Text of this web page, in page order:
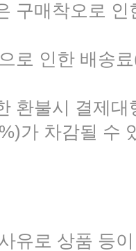
구매착오로
로 인한 배송
환불시 결제
가 차감될 수
유로 상품 등